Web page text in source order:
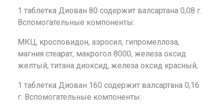
1 таблетка Диован 80 содержит валсартана 0,08 г.
Вспомогательные компоненты:
МКЦ, кросповидон, аэросил, гипромеллоза,
магния стеарат, макрогол 8000, железа оксид
желтый, титана диоксид, железа оксид красный,
1 таблетка Диован 160 содержит валсартана 0,16
г. Вспомогательные компоненты: